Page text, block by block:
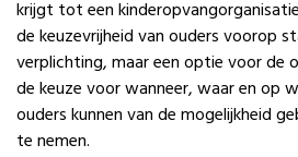
krijgt tot een
de keuzevrijheid van ouders voorop
verplichting, maar een optie voor de
de keuze voor wanneer, waar en op
ouders kunnen van de mogelijkheid
te nemen.